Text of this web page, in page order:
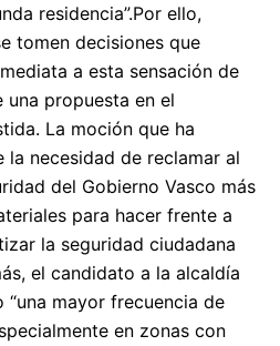
residencia”.Por ello,
tomen decisiones que
a esta sensación de
una propuesta en el
La moción que ha
la necesidad de reclamar al
del Gobierno Vasco más
para hacer frente a
la seguridad ciudadana
el candidato a la alcaldía
mayor frecuencia de
en zonas con